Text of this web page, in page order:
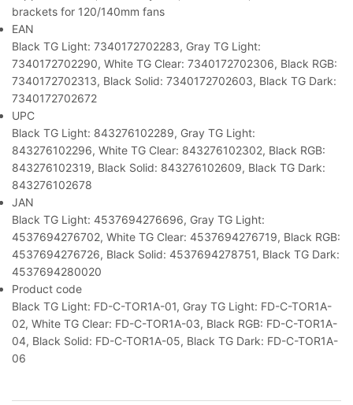
brackets for 120/140mm fans
EAN
Black TG Light: 7340172702283, Gray TG Light:
7340172702290, White TG Clear: 7340172702306, Black RGB:
7340172702313, Black Solid: 7340172702603, Black TG Dark:
7340172702672
UPC
Black TG Light: 843276102289, Gray TG Light:
843276102296, White TG Clear: 843276102302, Black RGB:
843276102319, Black Solid: 843276102609, Black TG Dark:
843276102678
JAN
Black TG Light: 4537694276696, Gray TG Light:
4537694276702, White TG Clear: 4537694276719, Black RGB:
4537694276726, Black Solid: 4537694278751, Black TG Dark:
4537694280020
Product code
Black TG Light: FD-C-TOR1A-01, Gray TG Light: FD-C-TOR1A-
02, White TG Clear: FD-C-TOR1A-03, Black RGB: FD-C-TOR1A-
04, Black Solid: FD-C-TOR1A-05, Black TG Dark: FD-C-TOR1A-
06